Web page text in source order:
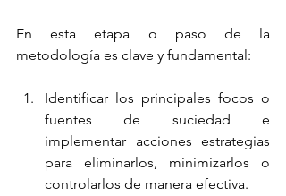
En esta etapa o paso de la
metodología es clave y fundamental:
Identificar los principales focos o
fuentes de suciedad e
implementar acciones estrategias
para eliminarlos, minimizarlos o
controlarlos de manera efectiva.